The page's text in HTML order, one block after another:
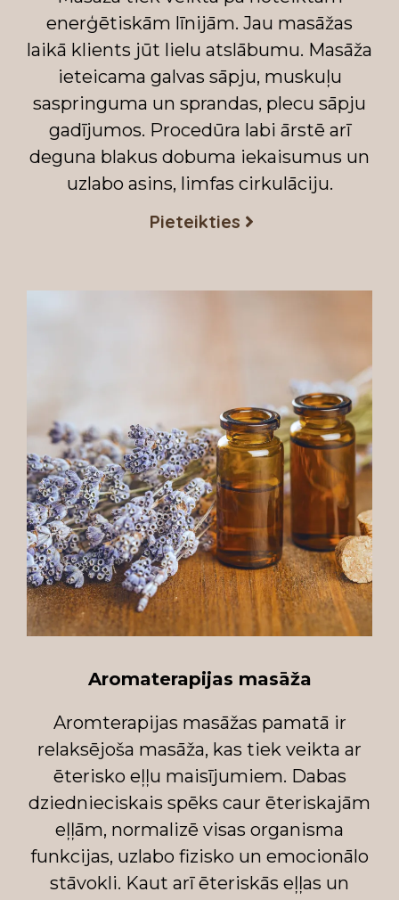
enerģētiskām līnijām. Jau masāžas
laikā klients jūt lielu atslābumu. Masāža
ieteicama galvas sāpju, muskuļu
saspringuma un sprandas, plecu sāpju
gadījumos. Procedūra labi ārstē arī
deguna blakus dobuma iekaisumus un
uzlabo asins, limfas cirkulāciju.
Pieteikties
Aromaterapijas masāža
Aromterapijas masāžas pamatā ir
relaksējoša masāža, kas tiek veikta ar
ēterisko eļļu maisījumiem. Dabas
dziednieciskais spēks caur ēteriskajām
eļļām, normalizē visas organisma
funkcijas, uzlabo fizisko un emocionālo
stāvokli. Kaut arī ēteriskās eļļas un